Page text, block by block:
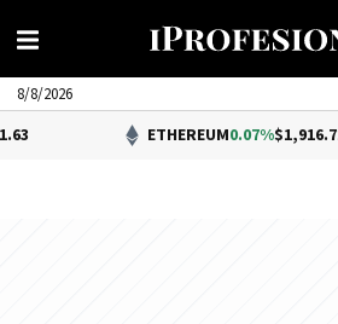
8/8/2026
ETHEREUM0.07%$1,916.72